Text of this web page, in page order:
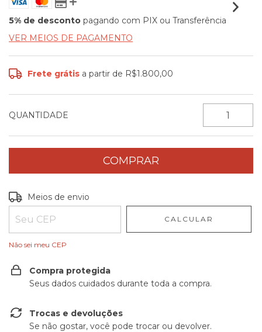
5% de desconto pagando com PIX ou Transferência
VER MEIOS DE PAGAMENTO
Frete grátis a partir de R$1.800,00
QUANTIDADE
Entregas para o CEP:
Meios de envio
CALCULAR
Não sei meu CEP
Compra protegida
Seus dados cuidados durante toda a compra.
Trocas e devoluções
Se não gostar, você pode trocar ou devolver.